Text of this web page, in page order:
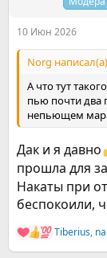
10 Июн 2026
Norg
А что тут
пью почти два
непьющем
Дак и я давно
прошла для
Накаты при
беспокоили,
Р
е
Tiberius,